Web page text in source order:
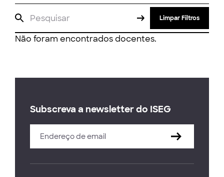
Limpar Filtros
Não foram encontrados docentes.
Subscreva a newsletter do ISEG